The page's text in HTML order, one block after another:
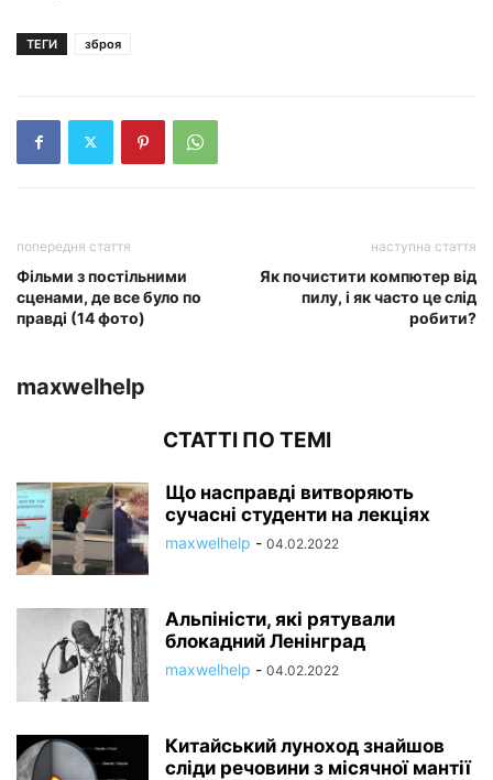
ТЕГИ зброя
попередня стаття
Фільми з постільними
сценами, де все було по
правді (14 фото)
наступна стаття
Як почистити компютер від
пилу, і як часто це слід
робити?
maxwelhelp
СТАТТІ ПО ТЕМІ
Що насправді витворяють
сучасні студенти на лекціях
maxwelhelp - 04.02.2022
Альпіністи, які рятували
блокадний Ленінград
maxwelhelp - 04.02.2022
Китайський луноход знайшов
сліди речовини з місячної мантії